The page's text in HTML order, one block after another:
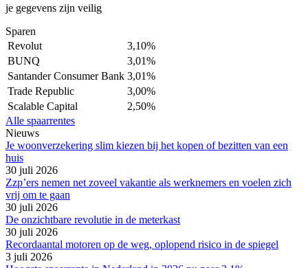
je gegevens zijn veilig
Sparen
Revolut
3,10%
BUNQ
3,01%
Santander Consumer Bank 3,01%
Trade Republic
3,00%
Scalable Capital
2,50%
Alle spaarrentes
Nieuws
Je woonverzekering slim kiezen bij het kopen of bezitten van een
huis
30 juli 2026
Zzp’ers nemen net zoveel vakantie als werknemers en voelen zich
vrij om te gaan
30 juli 2026
De onzichtbare revolutie in de meterkast
30 juli 2026
Recordaantal motoren op de weg, oplopend risico in de spiegel
3 juli 2026